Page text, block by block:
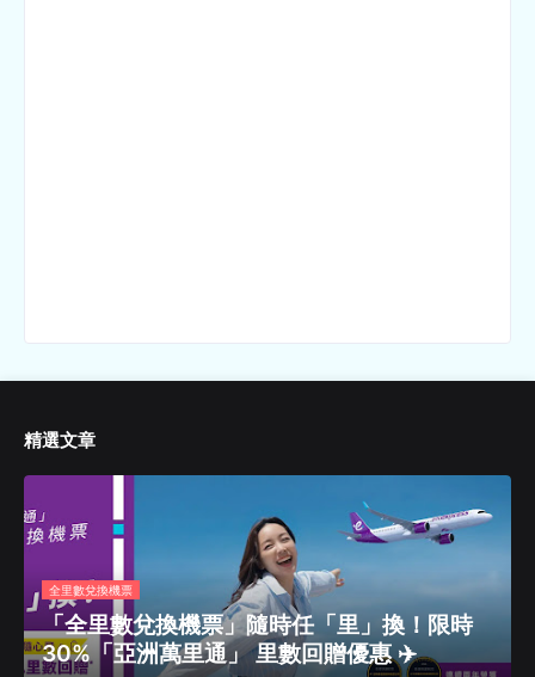
精選文章
全里數兌換機票
「全里數兌換機票」隨時任「里」換！限時
30%「亞洲萬里通」 里數回贈優惠 ✈️